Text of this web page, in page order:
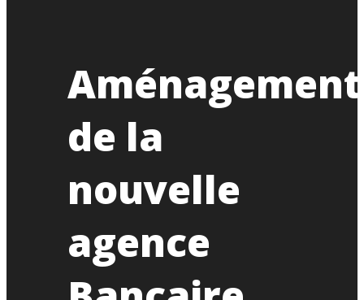
Aménagement
de la
nouvelle
agence